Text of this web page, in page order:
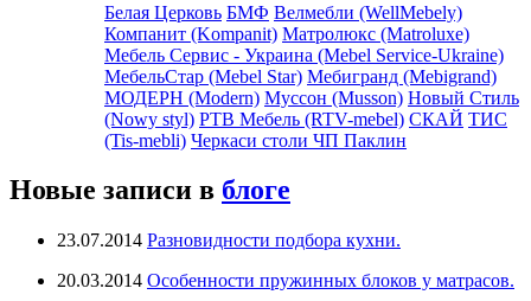
Белая Церковь БМФ Велмебли (WellMebely)
Компанит (Kompanit) Матролюкс (Matroluxe)
Мебель Сервис - Украина (Mebel Service-Ukraine)
МебельСтар (Mebel Star) Мебигранд (Mebigrand)
МОДЕРН (Modern) Муссон (Musson) Новый Стиль
(Nowy styl) РТВ Мебель (RTV-mebel) СКАЙ ТИС
(Tis-mebli) Черкаси столи ЧП Паклин
Новые записи в блоге
23.07.2014 Разновидности подбора кухни.
20.03.2014 Особенности пружинных блоков у матрасов.